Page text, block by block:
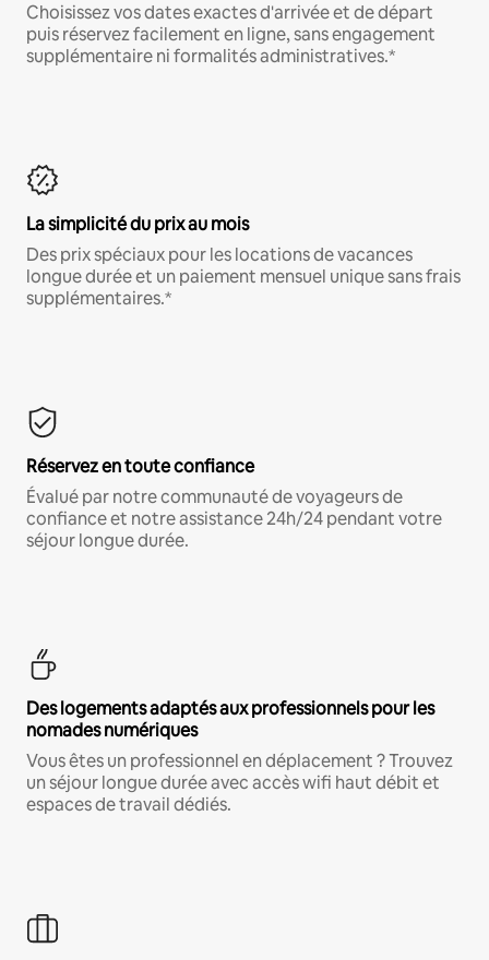
Choisissez vos dates exactes d'arrivée et de départ
puis réservez facilement en ligne, sans engagement
supplémentaire ni formalités administratives.*
La simplicité du prix au mois
Des prix spéciaux pour les locations de vacances
longue durée et un paiement mensuel unique sans frais
supplémentaires.*
Réservez en toute confiance
Évalué par notre communauté de voyageurs de
confiance et notre assistance 24h/24 pendant votre
séjour longue durée.
Des logements adaptés aux professionnels pour les
nomades numériques
Vous êtes un professionnel en déplacement ? Trouvez
un séjour longue durée avec accès wifi haut débit et
espaces de travail dédiés.